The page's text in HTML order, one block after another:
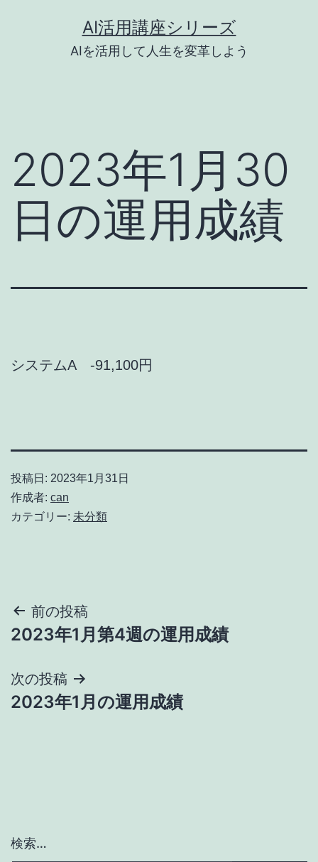
AI活用講座シリーズ
AIを活用して人生を変革しよう
2023年1月30
日の運用成績
システムA -91,100円
投稿日: 2023年1月31日
作成者: can
カテゴリー: 未分類
投
稿
ナ
ビ
ョ
前の投稿
2023年1月第4週の運用成績
次の投稿
2023年1月の運用成績
検索…